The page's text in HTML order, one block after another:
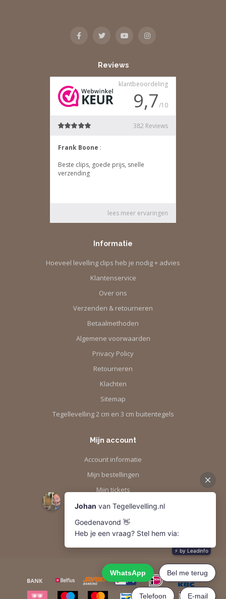
Reviews
Informatie
Hoeveel levelling clips heb je nodig + advies
Klantenservice
Over ons
Verzenden & retourneren
Betaalmethoden
Algemene voorwaarden
Privacy Policy
Retourneren
Klachten
Sitemap
Tegellevelling 2 cm en 3 cm buitentegels
Mijn account
Account informatie
Mijn bestellingen
Mijn tickets
Mijn verlanglijst
Vergelijk
Alle producten